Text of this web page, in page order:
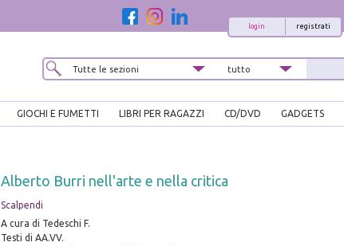
registrati
login
GIOCHI E FUMETTI LIBRI PER RAGAZZI CD/DVD GADGETS
Alberto Burri nell'arte e nella critica
Scalpendi
A cura di Tedeschi F.
Testi di AA.VV.